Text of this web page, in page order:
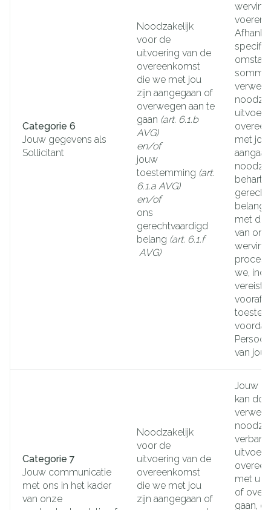
Categorie 6
Jouw gegevens als
Sollicitant
Noodzakelijk
voor de
uitvoering van de
overeenkomst
die we met jou
zijn aangegaan of
overwegen aan te
gaan (art. 6.1.b
AVG)
en/of
jouw
toestemming (art.
6.1.a AVG)
en/of
ons
gerechtvaardigd
belang (art. 6.1.f
AVG)
voeren.
met jou
met de
van ons
proces.
we,
vereist,
voordat
van jou
Categorie 7
Jouw communicatie
met ons in het kader
van onze
Noodzakelijk
voor de
uitvoering van de
overeenkomst
die we met jou
zijn aangegaan of
Jouw
kan
met u
of
gaan,